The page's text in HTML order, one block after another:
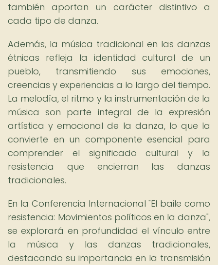
también aportan un carácter distintivo a
cada tipo de danza.
Además, la música tradicional en las danzas
étnicas refleja la identidad cultural de un
pueblo, transmitiendo sus emociones,
creencias y experiencias a lo largo del tiempo.
La melodía, el ritmo y la instrumentación de la
música son parte integral de la expresión
artística y emocional de la danza, lo que la
convierte en un componente esencial para
comprender el significado cultural y la
resistencia que encierran las danzas
tradicionales.
En la Conferencia Internacional "El baile como
resistencia: Movimientos políticos en la danza",
se explorará en profundidad el vínculo entre
la música y las danzas tradicionales,
destacando su importancia en la transmisión